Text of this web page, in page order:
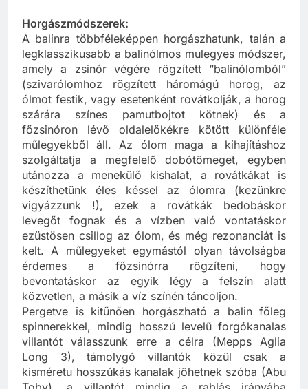
Horgászmódszerek:
A balinra többféleképpen horgászhatunk, talán a
legklasszikusabb a balinólmos mulegyes módszer,
amely a zsinór végére rögzített “balinólomból”
(szivarólomhoz rögzített háromágú horog, az
ólmot festik, vagy esetenként rovátkolják, a horog
szárára színes pamutbojtot kötnek) és a
főzsinóron lévő oldalelőkékre kötött különféle
műlegyekből áll. Az ólom maga a kihajításhoz
szolgáltatja a megfelelő dobótömeget, egyben
utánozza a menekülő kishalat, a rovátkákat is
készíthetünk éles késsel az ólomra (kezünkre
vigyázzunk !), ezek a rovátkák bedobáskor
levegőt fognak és a vízben való vontatáskor
ezüstösen csillog az ólom, és még rezonanciát is
kelt. A műlegyeket egymástól olyan távolságba
érdemes a főzsinórra rögzíteni, hogy
bevontatáskor az egyik légy a felszín alatt
közvetlen, a másik a víz színén táncoljon.
Pergetve is kitűnően horgászható a balin főleg
spinnerekkel, mindig hosszú levelű forgókanalas
villantót válasszunk erre a célra (Mepps Aglia
Long 3), támolygó villantók közül csak a
kisméretu hosszúkás kanalak jöhetnek szóba (Abu